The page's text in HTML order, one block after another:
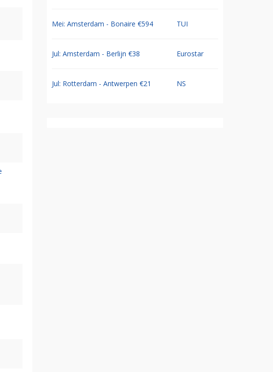
Mei: Amsterdam - Bonaire €594 TUI
Jul: Amsterdam - Berlijn €38 Eurostar
Jul: Rotterdam - Antwerpen €21 NS